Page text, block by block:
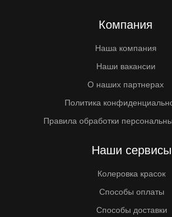
Компания
Наша компания
Наши вакансии
О наших партнерах
Политика
Правила обработки
Наши сервисы
Колеровка красок
Способы оплаты
Способы доставки